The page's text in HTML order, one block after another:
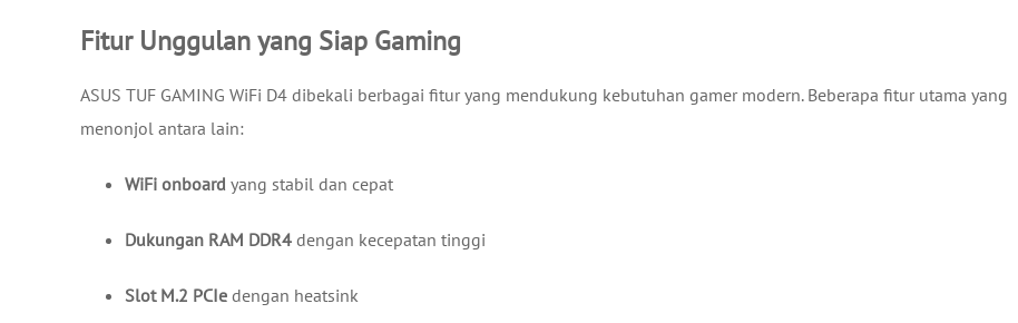
Fitur Unggulan yang Siap Gaming
ASUS TUF GAMING WiFi D4 dibekali berbagai fitur yang mendukung kebutuhan gamer modern. Beberapa fitur utama yang
menonjol antara lain:
WiFi onboard yang stabil dan cepat
Dukungan RAM DDR4 dengan kecepatan tinggi
Slot M.2 PCIe dengan heatsink